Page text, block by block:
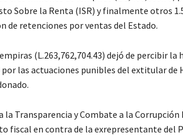
Sobre la Renta (ISR) y finalmente otros
de retenciones por ventas del Estado.
(L.263,762,704.43) dejó de percibir la
las actuaciones punibles del extitular de
la Transparencia y Combate a la Corrupción
fiscal en contra de la exrepresentante del